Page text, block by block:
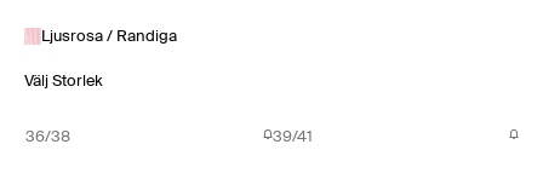
Ljusrosa / Randiga
Välj Storlek
36/38 39/41